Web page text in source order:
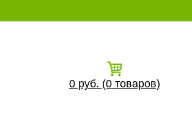
0 руб. (0 товаров)